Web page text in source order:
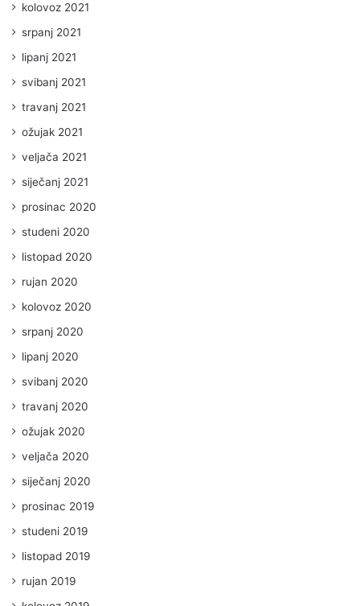
kolovoz 2021
srpanj 2021
lipanj 2021
svibanj 2021
travanj 2021
ožujak 2021
veljača 2021
siječanj 2021
prosinac 2020
studeni 2020
listopad 2020
rujan 2020
kolovoz 2020
srpanj 2020
lipanj 2020
svibanj 2020
travanj 2020
ožujak 2020
veljača 2020
siječanj 2020
prosinac 2019
studeni 2019
listopad 2019
rujan 2019